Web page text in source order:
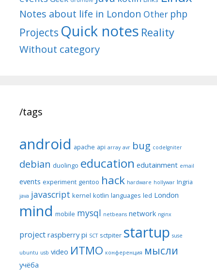
Notes about life in London Other php
Projects Quick notes Reality
Without category
/tags
android apache api array avr bug codeIgniter
debian duolingo education edutainment email
events experiment gentoo hack hardware hollywar Ingria
java javascript kernel kotlin languages led London
mind mobile mysql netbeans network nginx
project raspberry pi SCT sctpiter startup suse
ubuntu usb video ИТМО конференция мысли
учёба